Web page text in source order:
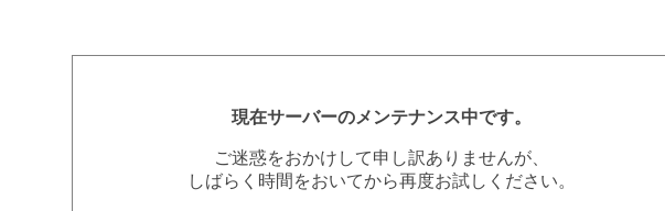
現在サーバーのメンテナンス中です。
ご迷惑をおかけして申し訳ありませんが、
しばらく時間をおいてから再度お試しください。